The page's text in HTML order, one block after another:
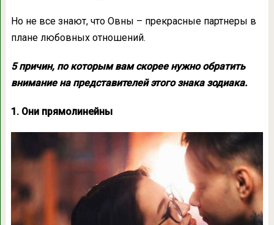
Но не все знают, что Овны – прекрасные партнеры в
плане любовных отношений.
5 причин, по которым вам скорее нужно обратить
внимание на представителей этого знака зодиака.
1. Они прямолинейны